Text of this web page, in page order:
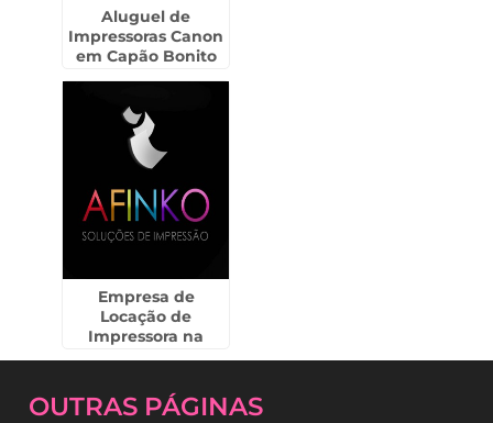
Aluguel de
Impressoras Canon
em Capão Bonito
Empresa de
Locação de
Impressora na
Cidade Tiradentes
OUTRAS PÁGINAS